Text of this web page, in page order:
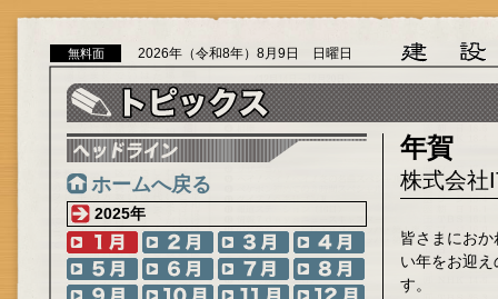
無料面 2026年（令和8年）8月9日 日曜日
ホームへ戻る
2025年
年賀
株式会社
皆さまにお
い年をお迎
す。